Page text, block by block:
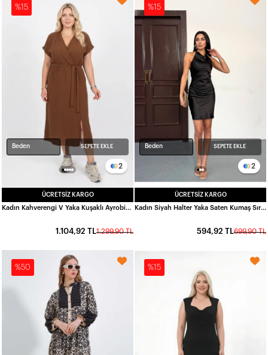
%15
2
Beden SEPETE EKLE
ÜCRETSIZ KARGO
Kadın Kahverengi V Yaka Kuşaklı Ayrobin Kumaş Büyük Beden Elbise HZL26S-ZSS150391
1.299,90 TL
1.104,92 TL
%15
2
Beden SEPETE EKLE
ÜCRETSIZ KARGO
Kadın Siyah Halter Yaka Saten Kumaş Sırt Dekolteli Mini Elbise HZL26W-FRY123631
699,90 TL
594,92 TL
%50 %15